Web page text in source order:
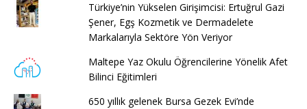
Türkiye’nin Yükselen Girişimcisi: Ertuğrul Gazi
Şener, Egş Kozmetik ve Dermadelete
Markalarıyla Sektöre Yön Veriyor
Maltepe Yaz Okulu Öğrencilerine Yönelik Afet
Bilinci Eğitimleri
650 yıllık gelenek Bursa Gezek Evi’nde